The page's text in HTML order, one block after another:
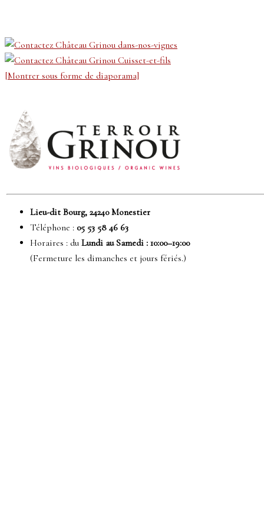
[Montrer sous forme de diaporama]
Lieu-dit Bourg, 24240 Monestier
Téléphone : 05 53 58 46 63
Horaires : du Lundi au Samedi : 10:00–19:00
(Fermeture les dimanches et jours fériés.)